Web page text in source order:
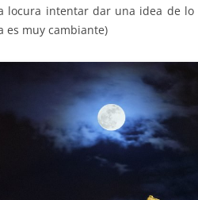
locura intentar dar una idea de
es muy cambiante)